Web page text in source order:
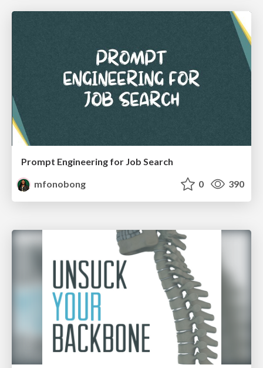
Prompt Engineering for Job Search
mfonobong
0 390